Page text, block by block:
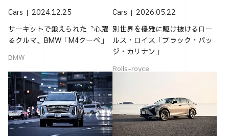
Cars 2024.12.25
サーキットで鍛えられた〝心躍
るクルマ〟BMW「M4クーペ」
BMW
Cars 2026.05.22
別世界を優雅に駆け抜けるロー
ルス・ロイス「ブラック・バッ
ジ・カリナン」
Rolls-royce